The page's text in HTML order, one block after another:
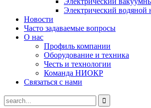
Электрический водяной
Новости
Часто задаваемые вопросы
О нас
Профиль компании
Оборудование и техника
Честь и технологии
Команда НИОКР
Связаться с нами